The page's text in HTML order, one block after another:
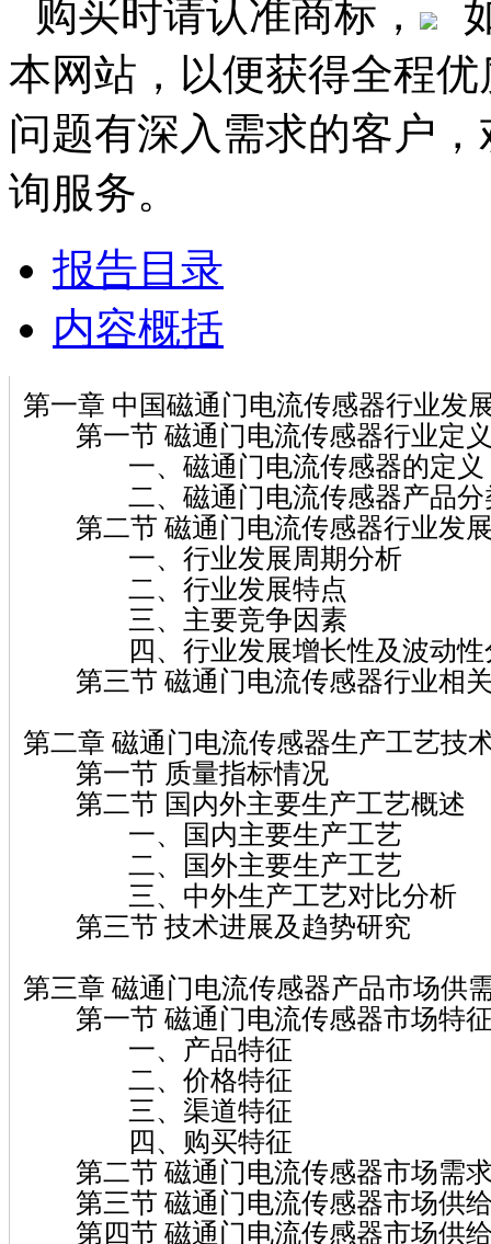
购买时请认准商标，
本网站，以便获得全程
问题有深入需求的客户
询服务。
报告目录
内容概括
第一章 中国磁通门电流传感器行业发
第一节 磁通门电流传感器行业定
一、磁通门电流传感器的定义
二、磁通门电流传感器产品分
第二节 磁通门电流传感器行业发
一、行业发展周期分析
二、行业发展特点
三、主要竞争因素
四、行业发展增长性及波动性
第三节 磁通门电流传感器行业相
第二章 磁通门电流传感器生产工艺技
第一节 质量指标情况
第二节 国内外主要生产工艺概述
一、国内主要生产工艺
二、国外主要生产工艺
三、中外生产工艺对比分析
第三节 技术进展及趋势研究
第三章 磁通门电流传感器产品市场供
第一节 磁通门电流传感器市场特
一、产品特征
二、价格特征
三、渠道特征
四、购买特征
第二节 磁通门电流传感器市场需
第三节 磁通门电流传感器市场供
第四节 磁通门电流传感器市场供